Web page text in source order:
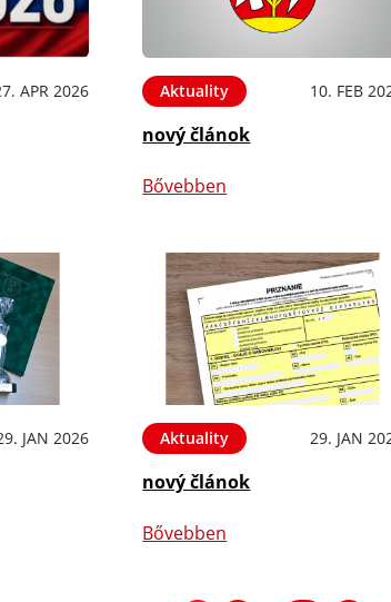
APR 2026 Aktuality 10. FEB
nový článok
Bővebben
JAN 2026 Aktuality 29. JAN
nový článok
Bővebben